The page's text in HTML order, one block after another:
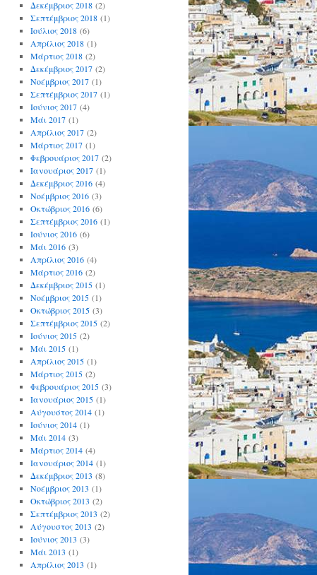
Δεκέμβριος 2018(2)
Σεπτέμβριος 2018(1)
Ιούλιος 2018(6)
Απρίλιος 2018(1)
Μάρτιος 2018(2)
Δεκέμβριος 2017(2)
Νοέμβριος 2017(1)
Σεπτέμβριος 2017(1)
Ιούνιος 2017(4)
Μάι 2017(1)
Απρίλιος 2017(2)
Μάρτιος 2017(1)
Φεβρουάριος 2017(2)
Ιανουάριος 2017(1)
Δεκέμβριος 2016(4)
Νοέμβριος 2016(3)
Οκτώβριος 2016(6)
Σεπτέμβριος 2016(1)
Ιούνιος 2016(6)
Μάι 2016(3)
Απρίλιος 2016(4)
Μάρτιος 2016(2)
Δεκέμβριος 2015(1)
Νοέμβριος 2015(1)
Οκτώβριος 2015(3)
Σεπτέμβριος 2015(2)
Ιούνιος 2015(2)
Μάι 2015(1)
Απρίλιος 2015(1)
Μάρτιος 2015(2)
Φεβρουάριος 2015(3)
Ιανουάριος 2015(1)
Αύγουστος 2014(1)
Ιούνιος 2014(1)
Μάι 2014(3)
Μάρτιος 2014(4)
Ιανουάριος 2014(1)
Δεκέμβριος 2013 (8)
Νοέμβριος 2013 (1)
Οκτώβριος 2013 (2)
Σεπτέμβριος 2013 (2)
Αύγουστος 2013 (2)
Ιούνιος 2013 (3)
Μάι 2013 (1)
Απρίλιος 2013 (1)